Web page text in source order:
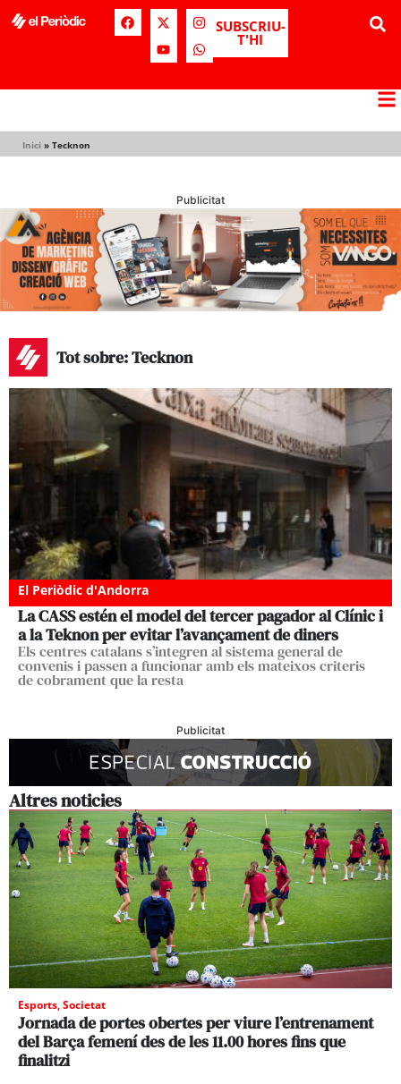
SUBSCRIU-
T'HI
Inici » Tecknon
Publicitat
Tot sobre: Tecknon
El Periòdic d'Andorra
La CASS estén el model del tercer pagador al Clínic i
a la Teknon per evitar l’avançament de diners
Els centres catalans s’integren al sistema general de
convenis i passen a funcionar amb els mateixos criteris
de cobrament que la resta
Publicitat
Altres noticies
Esports,Societat
Jornada de portes obertes per viure l’entrenament
del Barça femení des de les 11.00 hores fins que
finalitzi